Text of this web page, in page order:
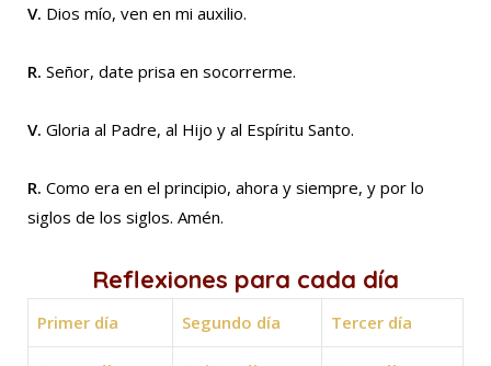
V. Dios mío, ven en mi auxilio.
R. Señor, date prisa en socorrerme.
V. Gloria al Padre, al Hijo y al Espíritu Santo.
R. Como era en el principio, ahora y siempre, y por lo
siglos de los siglos. Amén.
Reflexiones para cada día
Primer día Segundo día Tercer día